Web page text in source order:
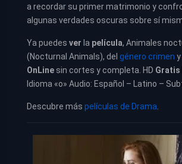
a recordar su primer matrimonio y
algunas verdades oscuras sobre sí
Ya puedes ver la película, Animales
(Nocturnal Animals), del género crimen y
OnLine sin cortes y completa. HD Gratis
Idioma «o» Audio: Español – Latino –
Descubre más películas de Drama